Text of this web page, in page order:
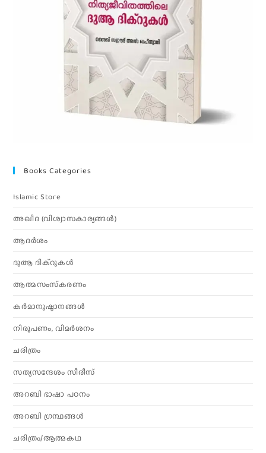
Books Categories
Islamic Store
അഖീദ (വിശ്വാസകാര്യങ്ങള്‍)
ആദര്‍ശം
ദുആ ദിക്റുകൾ
ആത്മസംസ്‌കരണം
കര്‍മാനുഷ്ഠാനങ്ങള്‍
നിരൂപണം, വിമര്‍ശനം
ചരിത്രം
സത്യസന്ദേശം സീരീസ്
അറബി ഭാഷാ പഠനം
അറബി ഗ്രന്ഥങ്ങൾ
ചരിത്രം/ആത്മകഥ